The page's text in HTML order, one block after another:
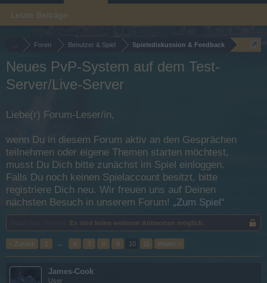
Foren Benutzer & Spiel Spielediskussion & Feedback
Neues PvP-System auf dem Test-
Server/Live-Server
Liebe(r) Forum-Leser/in,
wenn Du in diesem Forum aktiv an den Gesprächen
teilnehmen oder eigene Themen starten möchtest,
musst Du Dich bitte zunächst im Spiel einloggen.
Falls Du noch keinen Spielaccount besitzt, bitte
registriere Dich neu. Wir freuen uns auf Deinen
nächsten Besuch in unserem Forum! „Zum Spiel“
Es sind keine weiteren Antworten möglich.
< Zurück 1 ← 6 7 8 9 10 11 Weiter >
James-Cook
User
Letzte Beiträge